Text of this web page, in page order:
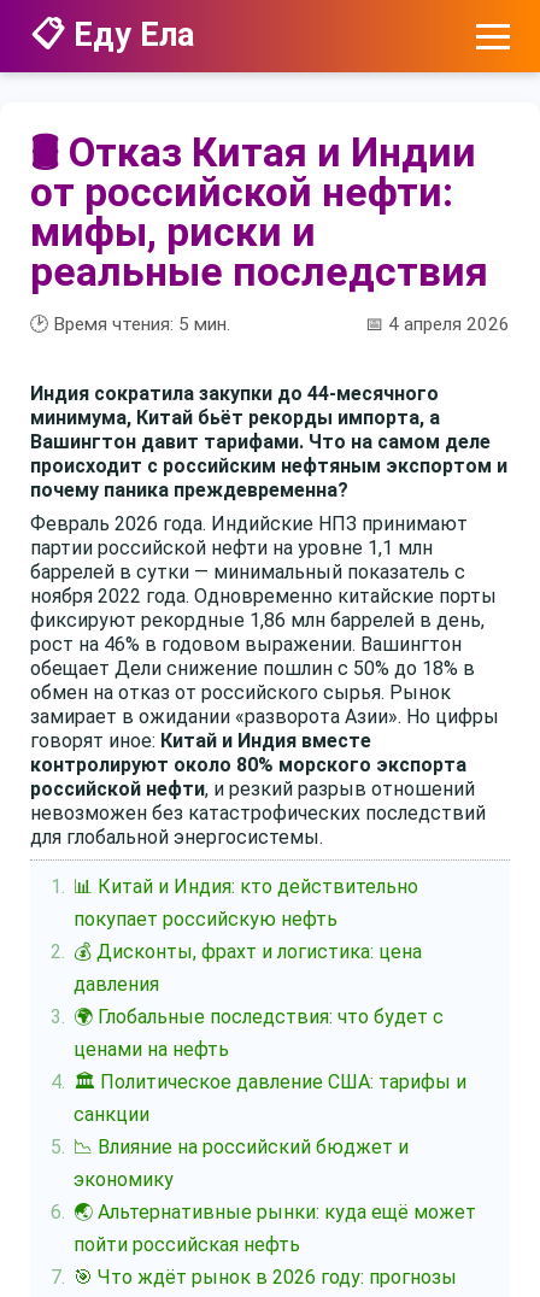
📋 Еду Ела
🛢️ Отказ Китая и Индии
от российской нефти:
мифы, риски и
реальные последствия
🕑 Время чтения: 5 мин. 📅 4 апреля 2026
Индия сократила закупки до 44-месячного
минимума, Китай бьёт рекорды импорта, а
Вашингтон давит тарифами. Что на самом деле
происходит с российским нефтяным экспортом и
почему паника преждевременна?
Февраль 2026 года. Индийские НПЗ принимают
партии российской нефти на уровне 1,1 млн
баррелей в сутки — минимальный показатель с
ноября 2022 года. Одновременно китайские порты
фиксируют рекордные 1,86 млн баррелей в день,
рост на 46% в годовом выражении. Вашингтон
обещает Дели снижение пошлин с 50% до 18% в
обмен на отказ от российского сырья. Рынок
замирает в ожидании «разворота Азии». Но цифры
говорят иное: Китай и Индия вместе
контролируют около 80% морского экспорта
российской нефти, и резкий разрыв отношений
невозможен без катастрофических последствий
для глобальной энергосистемы.
📊 Китай и Индия: кто действительно
покупает российскую нефть
💰 Дисконты, фрахт и логистика: цена
давления
🌍 Глобальные последствия: что будет с
ценами на нефть
🏛️ Политическое давление США: тарифы и
санкции
📉 Влияние на российский бюджет и
экономику
🌏 Альтернативные рынки: куда ещё может
пойти российская нефть
🎯 Что ждёт рынок в 2026 году: прогнозы